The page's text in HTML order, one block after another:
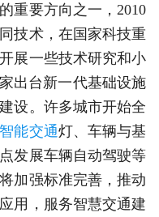
的重要方向之一，2010
技术，在国家科技重
展一些技术研究和小
出台新一代基础设施
建设。许多城市开始全
智能交通灯、车辆与基
发展车辆自动驾驶等
加强标准完善，推动
用，服务智慧交通建